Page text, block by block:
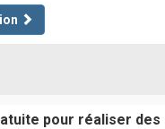
pour réaliser des